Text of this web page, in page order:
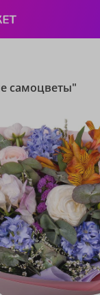
самоцветы"